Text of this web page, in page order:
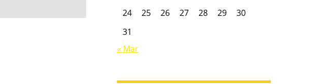
24
25 26 27 28 29
30
31
« Mar